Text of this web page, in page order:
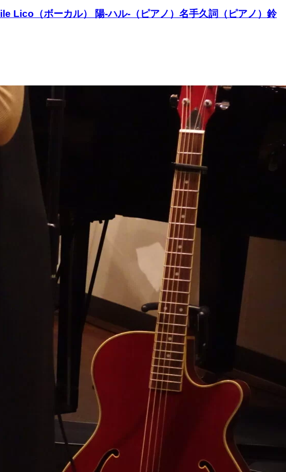
Lico（ボーカル） 陽-ハル-（ピアノ）名手久詞（ピアノ）鈴